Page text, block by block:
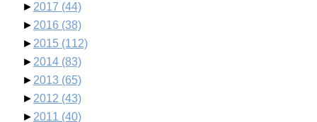
► 2017 (44)
► 2016 (38)
► 2015 (112)
► 2014 (83)
► 2013 (65)
► 2012 (43)
► 2011 (40)